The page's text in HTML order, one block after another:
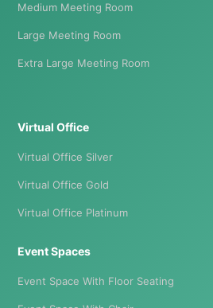
Medium Meeting Room
Large Meeting Room
Extra Large Meeting Room
Virtual Office
Virtual Office Silver
Virtual Office Gold
Virtual Office Platinum
Event Spaces
Event Space With Floor Seating